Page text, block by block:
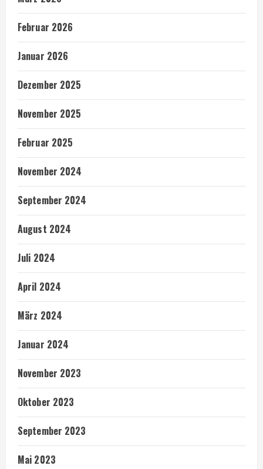
Februar 2026
Januar 2026
Dezember 2025
November 2025
Februar 2025
November 2024
September 2024
August 2024
Juli 2024
April 2024
März 2024
Januar 2024
November 2023
Oktober 2023
September 2023
Mai 2023